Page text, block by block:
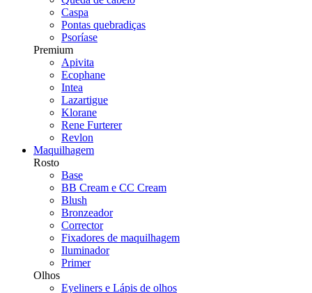
Caspa
Pontas quebradiças
Psoríase
Premium
Apivita
Ecophane
Intea
Lazartigue
Klorane
Rene Furterer
Revlon
Maquilhagem
Rosto
Base
BB Cream e CC Cream
Blush
Bronzeador
Corrector
Fixadores de maquilhagem
Iluminador
Primer
Olhos
Eyeliners e Lápis de olhos